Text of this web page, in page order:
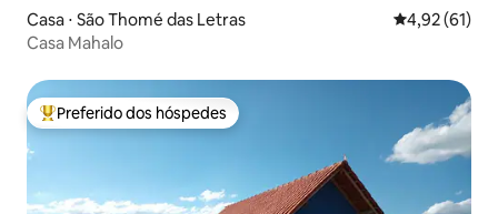
Casa ⋅ São Thomé das Letras 4,92 de uma
4,92 (61)
Casa Mahalo
Entre os melhores preferidos dos hóspedes
Preferido dos hóspedes